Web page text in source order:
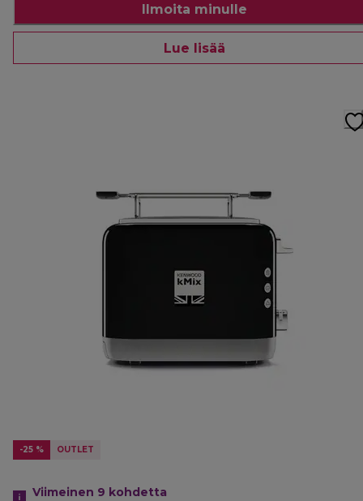
Ilmoita minulle
Lue lisää
-25 % OUTLET
Viimeinen 9 kohdetta